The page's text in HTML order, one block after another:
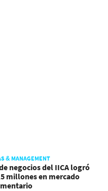
& MANAGEMENT
negocios del IICA logró
millones en mercado